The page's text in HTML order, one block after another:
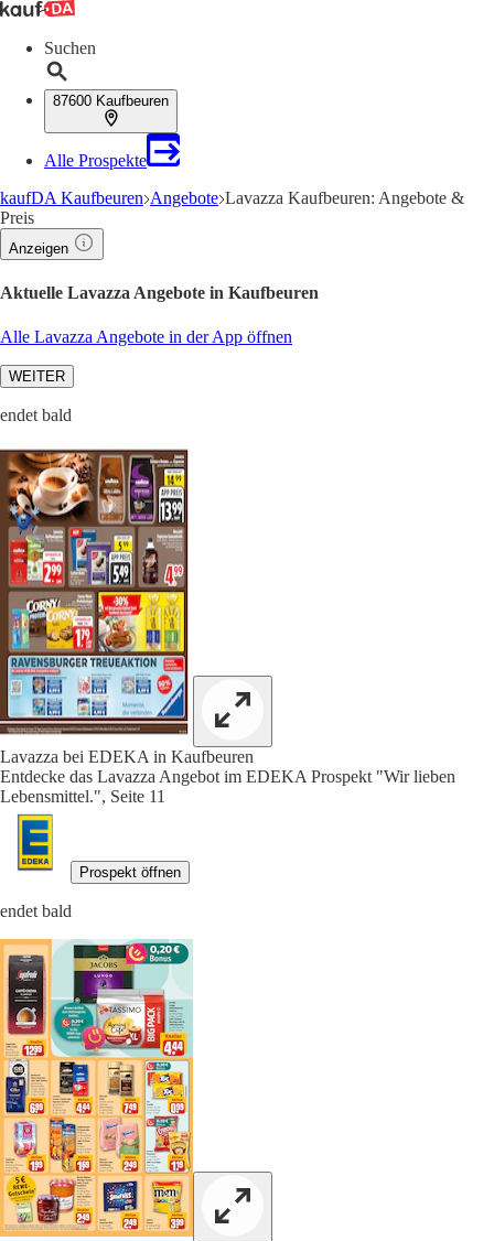
Suchen
87600 Kaufbeuren
Alle Prospekte
kaufDA Kaufbeuren Angebote Lavazza Kaufbeuren: Angebote &
Preis
Anzeigen
Aktuelle Lavazza Angebote in Kaufbeuren
Alle Lavazza Angebote in der App öffnen
WEITER
endet bald
Lavazza bei EDEKA in Kaufbeuren
Entdecke das Lavazza Angebot im EDEKA Prospekt "Wir lieben
Lebensmittel.", Seite 11
Prospekt öffnen
endet bald